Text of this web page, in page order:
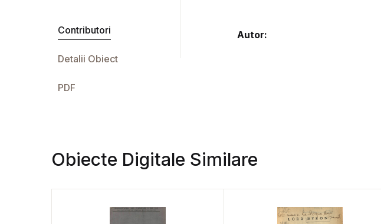
Contributori
Detalii Obiect
PDF
Autor:
Obiecte Digitale Similare